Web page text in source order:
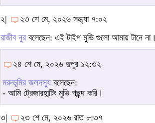
২|
২৩ শে মে, ২০২৬ সন্ধ্যা ৭:০২
রাজীব নুর বলেছেন: এই টাইপ মুভি গুলো আমায় টানে না।
২৪ শে মে, ২০২৬ দুপুর ১২:৩২
মরুভূমির জলদস্যু বলেছেন:
- আমি ট্রেজারহান্টিং মুভি পছন্দ করি।
৩|
২৩ শে মে, ২০২৬ রাত ৮:৩৭